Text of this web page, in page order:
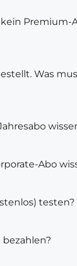
Premium-
Was
Abo
testen?